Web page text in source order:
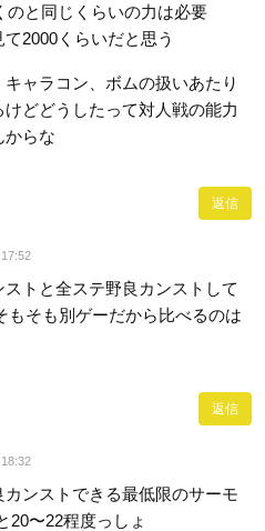
のと同じくらいの力は必要
2000くらいだと思う
ャラコン、ボムの扱いあたり
どどうしたって対人戦の能力
からな
返信
トと全ステ野良カンストして
もそも別ゲーだから比べるのは
返信
カンストできる最低限のサーモ
20〜22程度っしょ